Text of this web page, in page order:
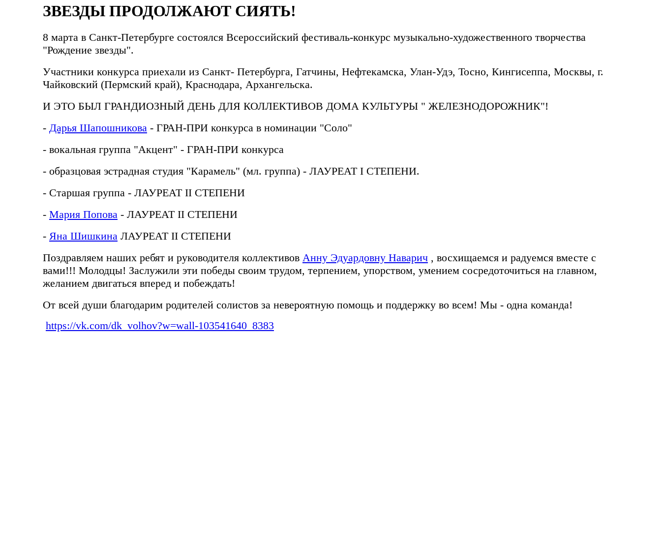
ЗВЕЗДЫ ПРОДОЛЖАЮТ СИЯТЬ!
8 марта в Санкт-Петербурге состоялся Всероссийский фестиваль-конкурс музыкально-художественного творчества
"Рождение звезды".
Участники конкурса приехали из Санкт- Петербурга, Гатчины, Нефтекамска, Улан-Удэ, Тосно, Кингисеппа, Москвы, г.
Чайковский (Пермский край), Краснодара, Архангельска.
И ЭТО БЫЛ ГРАНДИОЗНЫЙ ДЕНЬ ДЛЯ КОЛЛЕКТИВОВ ДОМА КУЛЬТУРЫ " ЖЕЛЕЗНОДОРОЖНИК"!
- Дарья Шапошникова - ГРАН-ПРИ конкурса в номинации "Соло"
- вокальная группа "Акцент" - ГРАН-ПРИ конкурса
- образцовая эстрадная студия "Карамель" (мл. группа) - ЛАУРЕАТ I СТЕПЕНИ.
- Старшая группа - ЛАУРЕАТ II СТЕПЕНИ
- Мария Попова - ЛАУРЕАТ II СТЕПЕНИ
- Яна Шишкина ЛАУРЕАТ II СТЕПЕНИ
Поздравляем наших ребят и руководителя коллективов Анну Эдуардовну Наварич , восхищаемся и радуемся вместе с
вами!!! Молодцы! Заслужили эти победы своим трудом, терпением, упорством, умением сосредоточиться на главном,
желанием двигаться вперед и побеждать!
От всей души благодарим родителей солистов за невероятную помощь и поддержку во всем! Мы - одна команда!
https://vk.com/dk_volhov?w=wall-103541640_8383